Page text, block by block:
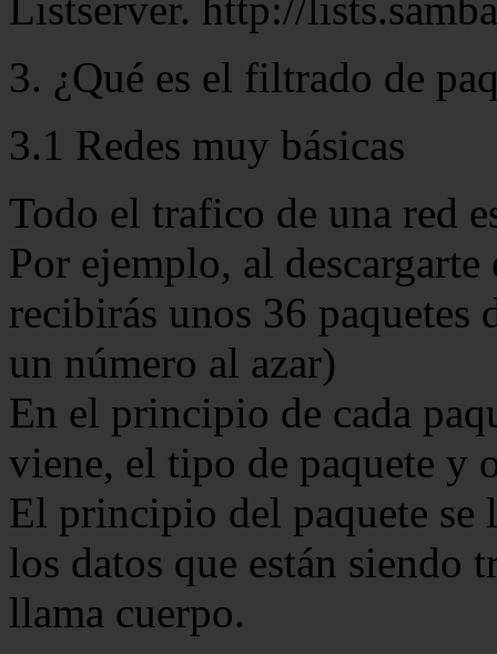
3. ¿Qué es el filtrado de
3.1 Redes muy básicas
Todo el trafico de una red
Por ejemplo, al
recibirás unos 36 paquetes
un número al azar)
En el principio de cada
viene, el tipo de paquete y
El principio del paquete se
los datos que están siendo
llama cuerpo.